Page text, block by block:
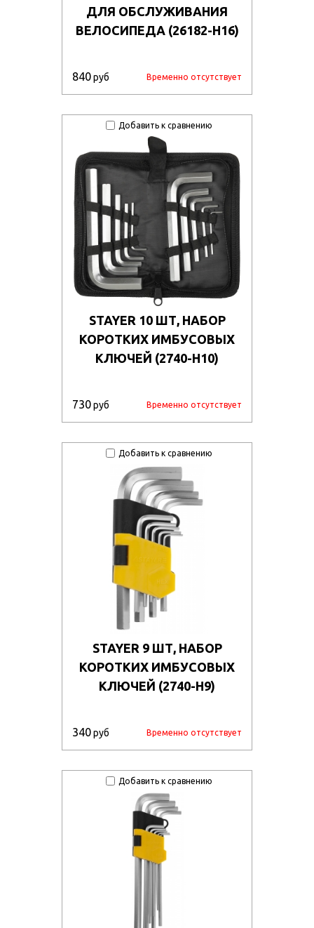
ДЛЯ ОБСЛУЖИВАНИЯ
ВЕЛОСИПЕДА (26182-H16)
840руб Временно отсутствует
Добавить к сравнению
STAYER 10 ШТ, НАБОР
КОРОТКИХ ИМБУСОВЫХ
КЛЮЧЕЙ (2740-H10)
730руб Временно отсутствует
Добавить к сравнению
STAYER 9 ШТ, НАБОР
КОРОТКИХ ИМБУСОВЫХ
КЛЮЧЕЙ (2740-H9)
340руб Временно отсутствует
Добавить к сравнению